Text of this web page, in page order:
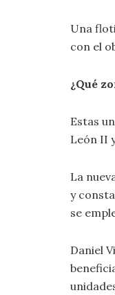
Una
con el
¿Qué
Estas
León II
La
y
se
Daniel